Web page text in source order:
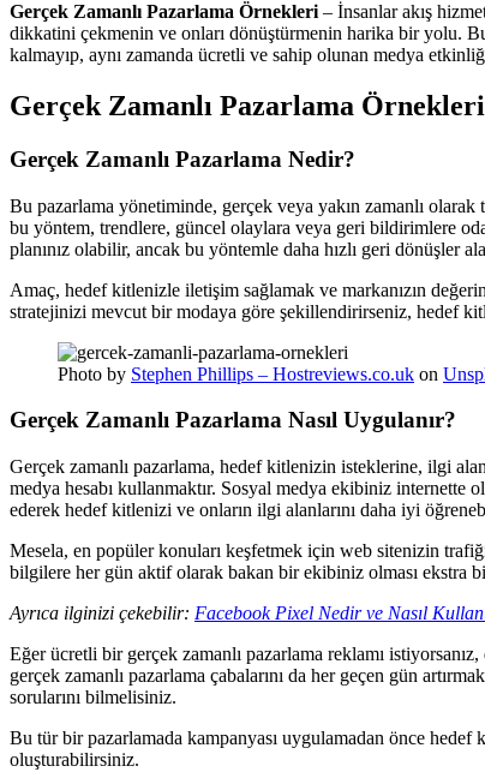
Gerçek Zamanlı Pazarlama Örnekleri – İnsanlar akış
dikkatini çekmenin ve onları dönüştürmenin harika bir yolu.
kalmayıp, aynı zamanda ücretli ve sahip olunan medya
Gerçek Zamanlı Pazarlama Örnekleri
Gerçek Zamanlı Pazarlama Nedir?
Bu pazarlama yönetiminde, gerçek veya yakın zamanlı
bu yöntem, trendlere, güncel olaylara veya geri bildirimlere
planınız olabilir, ancak bu yöntemle daha hızlı geri dönüşler
Amaç, hedef kitlenizle iletişim sağlamak ve markanızın
stratejinizi mevcut bir modaya göre şekillendirirseniz, hedef
Photo by Stephen Phillips – Hostreviews.co.uk on
Gerçek Zamanlı Pazarlama Nasıl Uygulanır?
Gerçek zamanlı pazarlama, hedef kitlenizin isteklerine, ilgi
medya hesabı kullanmaktır. Sosyal medya ekibiniz
ederek hedef kitlenizi ve onların ilgi alanlarını daha iyi
Mesela, en popüler konuları keşfetmek için web sitenizin
bilgilere her gün aktif olarak bakan bir ekibiniz olması ekstra
Ayrıca ilginizi çekebilir: Facebook Pixel Nedir ve Nasıl
Eğer ücretli bir gerçek zamanlı pazarlama reklamı
gerçek zamanlı pazarlama çabalarını da her geçen gün
sorularını bilmelisiniz.
Bu tür bir pazarlamada kampanyası uygulamadan önce hedef
oluşturabilirsiniz.